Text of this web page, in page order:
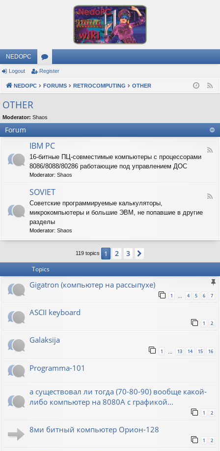
NEDOPC
or
u
s
Logout Register
NEDOPC FORUMS RETROCOMPUTING OTHER
OTHER
Moderator: Shaos
Forum
F
B
IBM PC
16-битные ПЦ-совместимые компьютеры с процессорами
8086/8088/80286 работающие под управлением ДОС
Moderator: Shaos
F
SOVIET
Советские программируемые калькуляторы,
микрокомпьютеры и большие ЭВМ, не попавшие в другие
разделы
Moderator: Shaos
119 topics 1 2 3
Topics
Gigatron (компьютер на рассыпухе)
1 … 4 5 6 7
ASCII keyboard
1 2
Galaksija
1 13 14 15 16
Programma-101
а существовал ли тогда (70-80-90) вообще какой-
либо компьютер на 8080А с графикой...
1 2
8ми битный компьютер Орион-128
1 2